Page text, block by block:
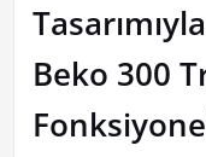
Beko 300